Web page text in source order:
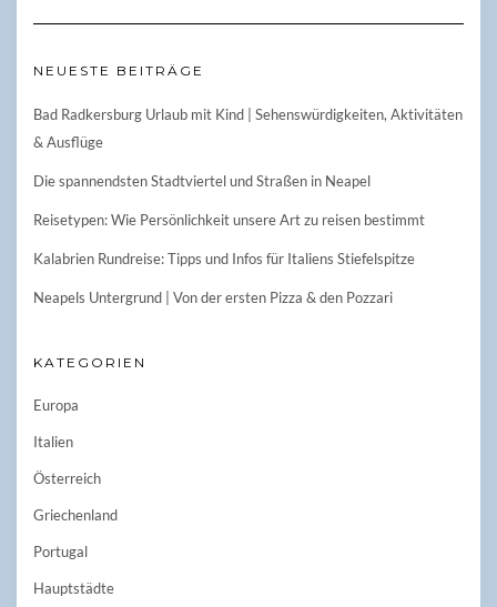
NEUESTE BEITRÄGE
Bad Radkersburg Urlaub mit Kind | Sehenswürdigkeiten, Aktivitäten
& Ausflüge
Die spannendsten Stadtviertel und Straßen in Neapel
Reisetypen: Wie Persönlichkeit unsere Art zu reisen bestimmt
Kalabrien Rundreise: Tipps und Infos für Italiens Stiefelspitze
Neapels Untergrund | Von der ersten Pizza & den Pozzari
KATEGORIEN
Europa
Italien
Österreich
Griechenland
Portugal
Hauptstädte